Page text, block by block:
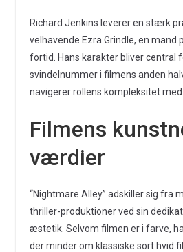
Richard Jenkins leverer en stærk
velhavende Ezra Grindle, en mand
fortid. Hans karakter bliver central
svindelnummer i filmens anden
navigerer rollens kompleksitet
Filmens
værdier
“Nightmare Alley” adskiller sig fra
thriller-produktioner ved sin
æstetik. Selvom filmen er i farve,
der minder om klassiske sort hvid